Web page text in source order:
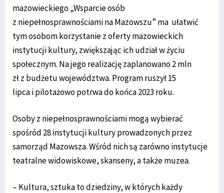
mazowieckiego „Wsparcie osób
z niepełnosprawnościami na Mazowszu” ma ułatwić
tym osobom korzystanie z oferty mazowieckich
instytucji kultury, zwiększając ich udział w życiu
społecznym. Na jego realizację zaplanowano 2 mln
zł z budżetu województwa. Program ruszył 15
lipca i pilotażowo potrwa do końca 2023 roku.
Osoby z niepełnosprawnościami mogą wybierać
spośród 28 instytucji kultury prowadzonych przez
samorząd Mazowsza. Wśród nich są zarówno instytucje
teatralne widowiskowe, skanseny, a także muzea.
– Kultura, sztuka to dziedziny, w których każdy